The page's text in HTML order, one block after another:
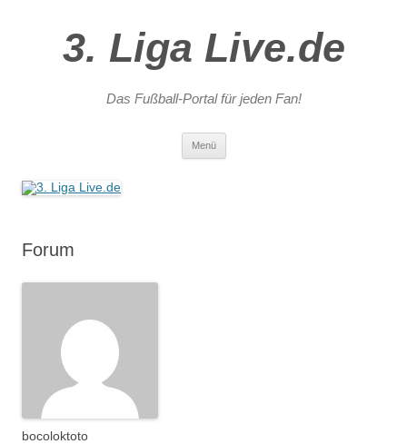
3. Liga Live.de
Das Fußball-Portal für jeden Fan!
Menü
Forum
bocoloktoto